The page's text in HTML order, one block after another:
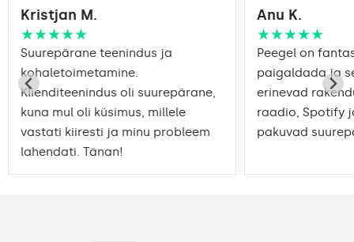
Kristjan M.
★★★★★
Suurepärane teenindus ja
kohaletoimetamine.
Klienditeenindus oli suurepärane,
kuna mul oli küsimus, millele
vastati kiiresti ja minu probleem
lahendati. Tänan!
Anu K.
★★★★★
Peegel on
paigaldada ja
erinevad
raadio, Spotify
pakuvad